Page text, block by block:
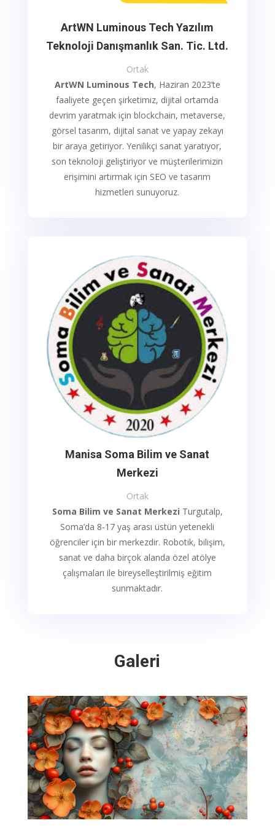
ArtWN Luminous Tech Yazılım
Teknoloji Danışmanlık San. Tic. Ltd.
Ortak
ArtWN Luminous Tech, Haziran 2023’te
faaliyete geçen şirketimiz, dijital ortamda
devrim yaratmak için blockchain, metaverse,
görsel tasarım, dijital sanat ve yapay zekayı
bir araya getiriyor. Yenilikçi sanat yaratıyor,
son teknoloji geliştiriyor ve müşterilerimizin
erişimini artırmak için SEO ve tasarım
hizmetleri sunuyoruz.
Manisa Soma Bilim ve Sanat
Merkezi
Ortak
Soma Bilim ve Sanat Merkezi Turgutalp,
Soma’da 8-17 yaş arası üstün yetenekli
öğrenciler için bir merkezdir. Robotik, bilişim,
sanat ve daha birçok alanda özel atölye
çalışmaları ile bireyselleştirilmiş eğitim
sunmaktadır.
Galeri